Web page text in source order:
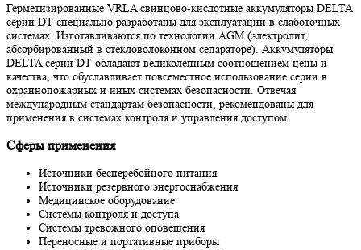
Герметизированные VRLA свинцово-кислотные аккумуляторы DELTA
серии DT специально разработаны для эксплуатации в слаботочных
системах. Изготавливаются по технологии AGM (электролит,
абсорбированный в стекловолоконном сепараторе). Аккумуляторы
DELTA серии DT обладают великолепным соотношением цены и
качества, что обуславливает повсеместное использование серии в
охраннопожарных и иных системах безопасности. Отвечая
международным стандартам безопасности, рекомендованы для
применения в системах контроля и управления доступом.
Cферы применения
Источники бесперебойного питания
Источники резервного энергоснабжения
Медицинское оборудование
Системы контроля и доступа
Системы тревожного оповещения
Переносные и портативные приборы